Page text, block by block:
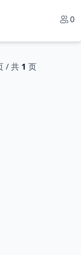
0
/ 共 1 页